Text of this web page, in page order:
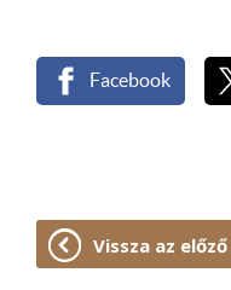
Facebook
Vissza az